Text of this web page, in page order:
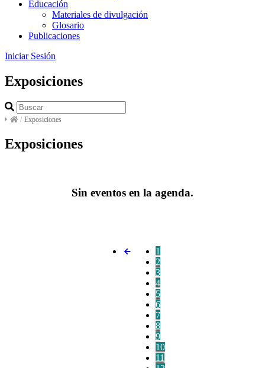
Educación
Materiales de divulgación
Glosario
Publicaciones
Iniciar Sesión
Exposiciones
/ Exposiciones
Exposiciones
Sin eventos en la agenda.
1
2
3
4
5
6
7
8
9
10
11